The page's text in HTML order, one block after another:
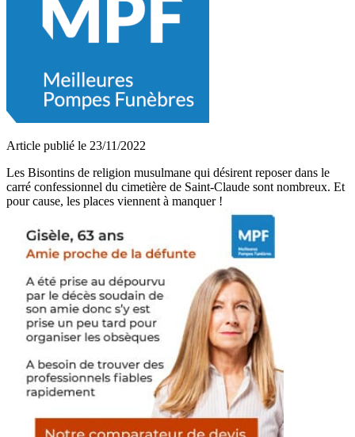
Article publié le 23/11/2022
Les Bisontins de religion musulmane qui désirent reposer dans le
carré confessionnel du cimetière de Saint-Claude sont nombreux. Et
pour cause, les places viennent à manquer !